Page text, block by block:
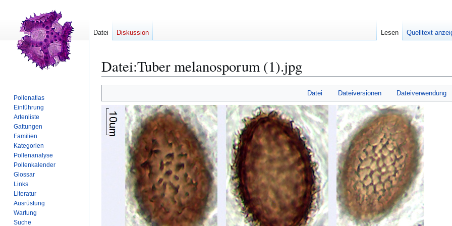
Datei:Tuber melanosporum (1).jpg
Navigation
springen
Suche
springen
Datei Dateiversionen Dateiverwendung
Datei Diskussion Lesen Quelltext
Pollenatlas
Einführung
Artenliste
Gattungen
Familien
Kategorien
Pollenanalyse
Pollenkalender
Glossar
Links
Literatur
Ausrüstung
Wartung
Suche